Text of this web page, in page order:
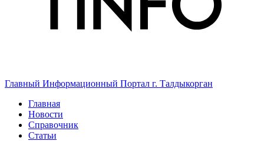
Главный Информационный Портал г. Талдыкорган
Главная
Новости
Справочник
Статьи